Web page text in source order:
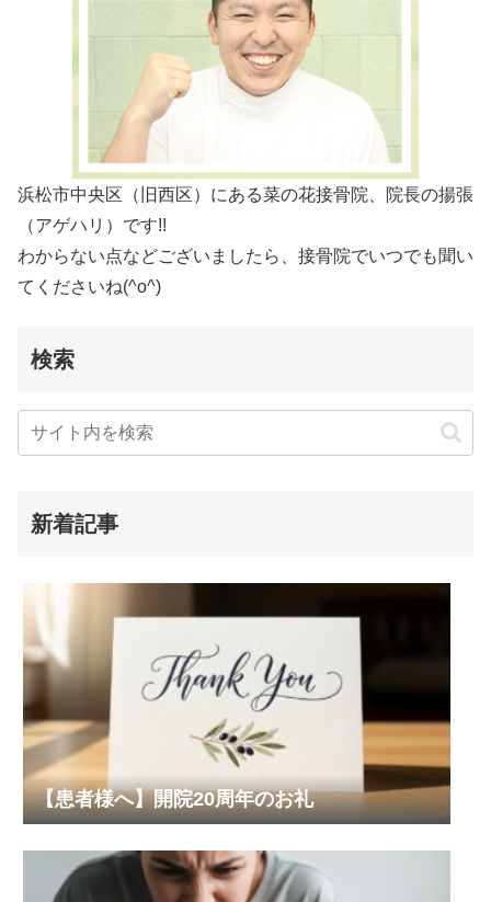
浜松市中央区（旧西区）にある菜の花接骨院、院長の揚張
（アゲハリ）です!!
わからない点などございましたら、接骨院でいつでも聞い
てくださいね(^o^)
検索
新着記事
【患者様へ】開院20周年のお礼